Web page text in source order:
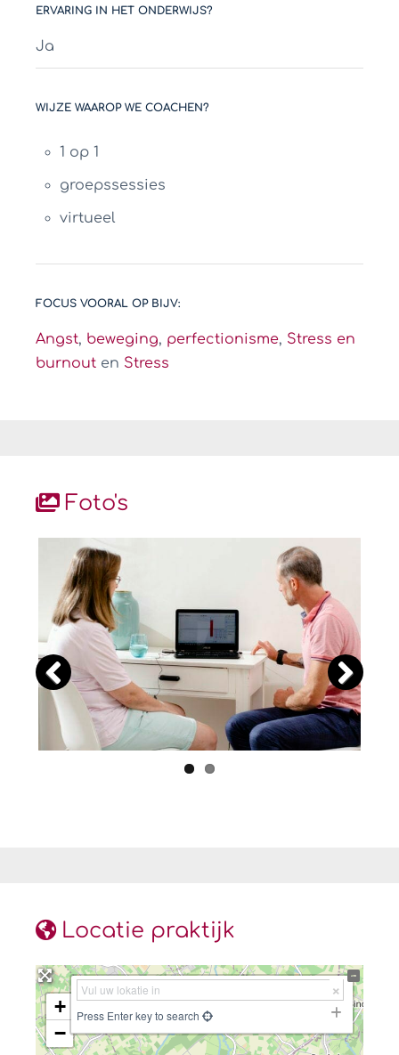
ERVARING IN HET ONDERWIJS?
Ja
WIJZE WAAROP WE COACHEN?
1 op 1
groepssessies
virtueel
FOCUS VOORAL OP BIJV:
Angst, beweging, perfectionisme, Stress en
burnout en Stress
Foto's
Locatie praktijk
+
−
Press Enter key to search